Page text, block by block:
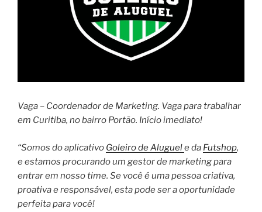
Vaga – Coordenador de Marketing. Vaga para trabalhar
em Curitiba, no bairro Portão. Início imediato!
“Somos do aplicativo Goleiro de Aluguele da Futshop,
e estamos procurando um gestor de marketing para
entrar em nosso time. Se você é uma pessoa criativa,
proativa e responsável, esta pode ser a oportunidade
perfeita para você!